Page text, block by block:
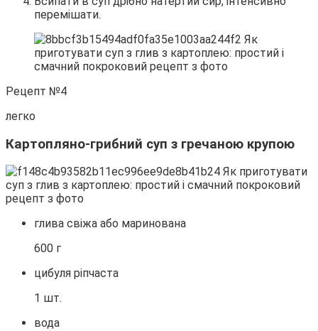
перемішати.
Рецепт №4
легко
Картопляно-грибний суп з гречаною крупою
глива свіжа або маринована
600 г
цибуля ріпчаста
1 шт.
вода